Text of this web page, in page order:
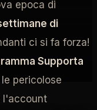
epoca di
di
ci si fa forza!
Supporta
pericolose
l'account